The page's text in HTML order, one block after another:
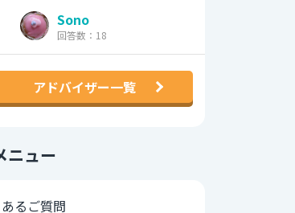
Sono
回答数：18
アドバイザー一覧
ニュー
るご質問